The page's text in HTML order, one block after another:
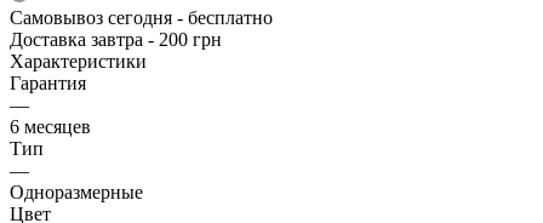
Самовывоз сегодня - бесплатно
Доставка завтра - 200 грн
Характеристики
Гарантия
—
6 месяцев
Тип
—
Одноразмерные
Цвет